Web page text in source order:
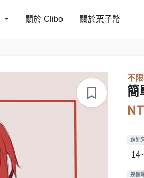
關於 Clibo 關於栗子幣
不
簡
預計
授權